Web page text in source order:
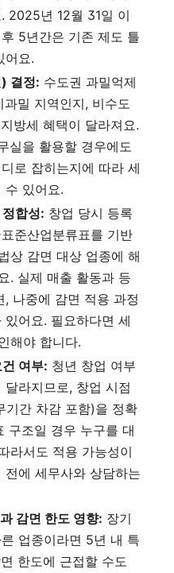
2025년 12월 31일 이
5년간은 기존 제도 틀
어요.
결정: 수도권 과밀억제
밀 지역인지, 비수도
방세 혜택이 달라져요.
실을 활용할 경우에도
로 잡히는지에 따라 세
수 있어요.
합성: 창업 당시 등록
준산업분류표를 기반
상 감면 대상 업종에 해
. 실제 매출 활동과 등
나중에 감면 적용 과정
어요. 필요하다면 세
해야 합니다.
여부: 청년 창업 여부
라지므로, 창업 시점
기간 차감 포함)을 정확
구조일 경우 누구를 대
라서도 적용 가능성이
에 세무사와 상담하는
감면 한도 영향: 장기
업종이라면 5년 내 특
한도에 근접할 수도